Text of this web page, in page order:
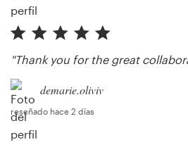
"Thank you for the great
demarie.oliviv
reseñado hace 2 días